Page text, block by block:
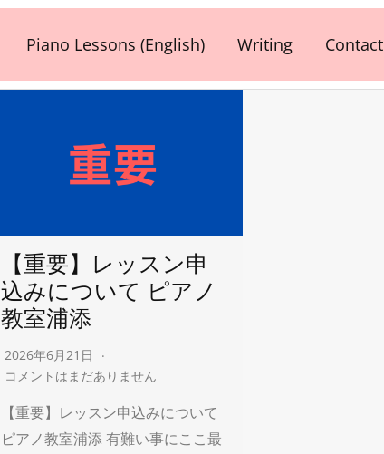
Piano Lessons (English) Writing Contact
【重要】レッスン申
込みについて ピアノ
教室浦添
2026年6月21日
コメントはまだありません
【重要】レッスン申込みについて
ピアノ教室浦添 有難い事にここ最